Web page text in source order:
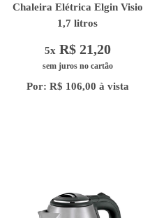
Chaleira Elétrica Elgin Visio
1,7 litros
5x R$ 21,20
sem juros no cartão
Por: R$ 106,00 à vista